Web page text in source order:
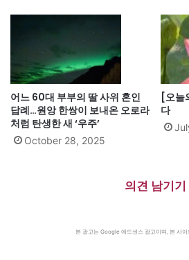
어느 60대 부부의 딸 사위 혼인
답례…원앙 한쌍이 보내온 오로라
처럼 탄생한 새 ‘우주’
October 28, 2025
[오늘
다
의견 남기기
본 광고는 Google 애드센스 광고이며, 본 사이